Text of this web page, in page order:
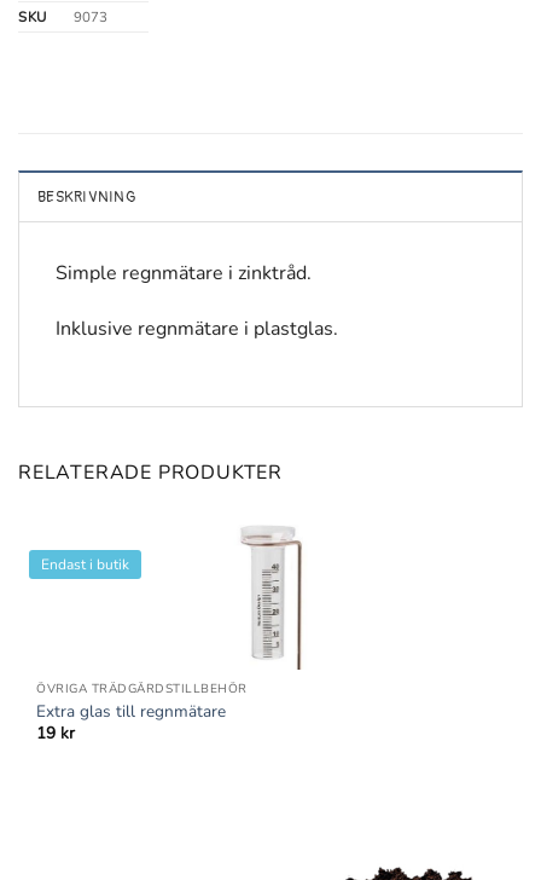
SKU
9073
BESKRIVNING
Simple regnmätare i zinktråd.
Inklusive regnmätare i plastglas.
RELATERADE PRODUKTER
Endast i butik
ÖVRIGA TRÄDGÅRDSTILLBEHÖR
Extra glas till regnmätare
19 kr